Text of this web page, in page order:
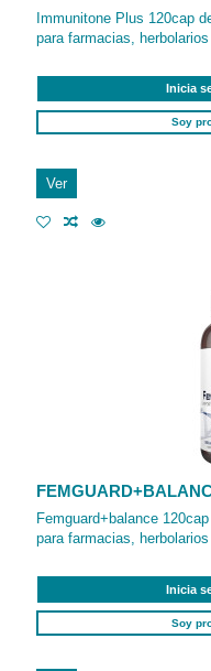
Immunitone Plus 120cap
para farmacias,
Inicia
Soy
Ver
Femguard+balance
para farmacias,
Inicia
Soy